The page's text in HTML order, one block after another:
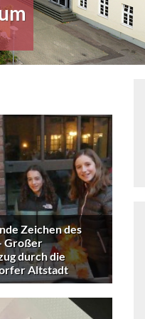
Zeichen des
Großer
durch die
Altstadt